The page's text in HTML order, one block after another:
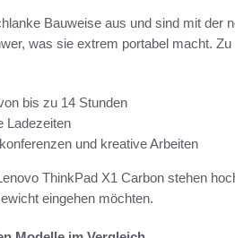
Bauweise aus und sind mit der
was sie extrem portabel macht.
bis zu 14 Stunden
Ladezeiten
und kreative Arbeiten
ThinkPad X1 Carbon stehen
eingehen möchten.